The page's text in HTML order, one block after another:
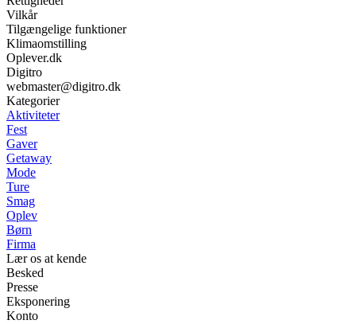
Vilkår
Tilgængelige funktioner
Klimaomstilling
Oplever.dk
Digitro
webmaster@digitro.dk
Kategorier
Aktiviteter
Fest
Gaver
Getaway
Mode
Ture
Smag
Oplev
Børn
Firma
Lær os at kende
Besked
Presse
Eksponering
Konto